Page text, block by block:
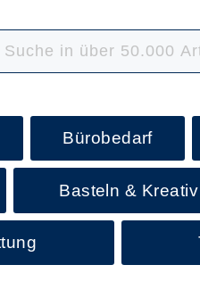
Bürobedarf
Basteln & Kreativ